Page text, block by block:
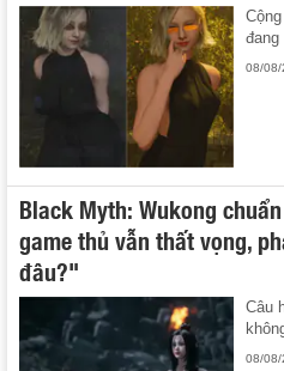
08/08/
Black Myth: Wukong
game thủ vẫn thất vọng,
đâu?"
Câu
08/08/